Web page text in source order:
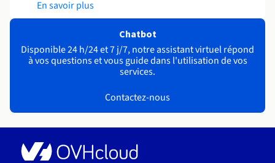
En savoir plus
Chatbot
Disponible 24 h/24 et 7 j/7, notre assistant virtuel répond
à vos questions et vous guide dans l'utilisation de vos
services.
Contactez-nous